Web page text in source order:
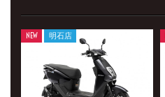
NEW 明石店